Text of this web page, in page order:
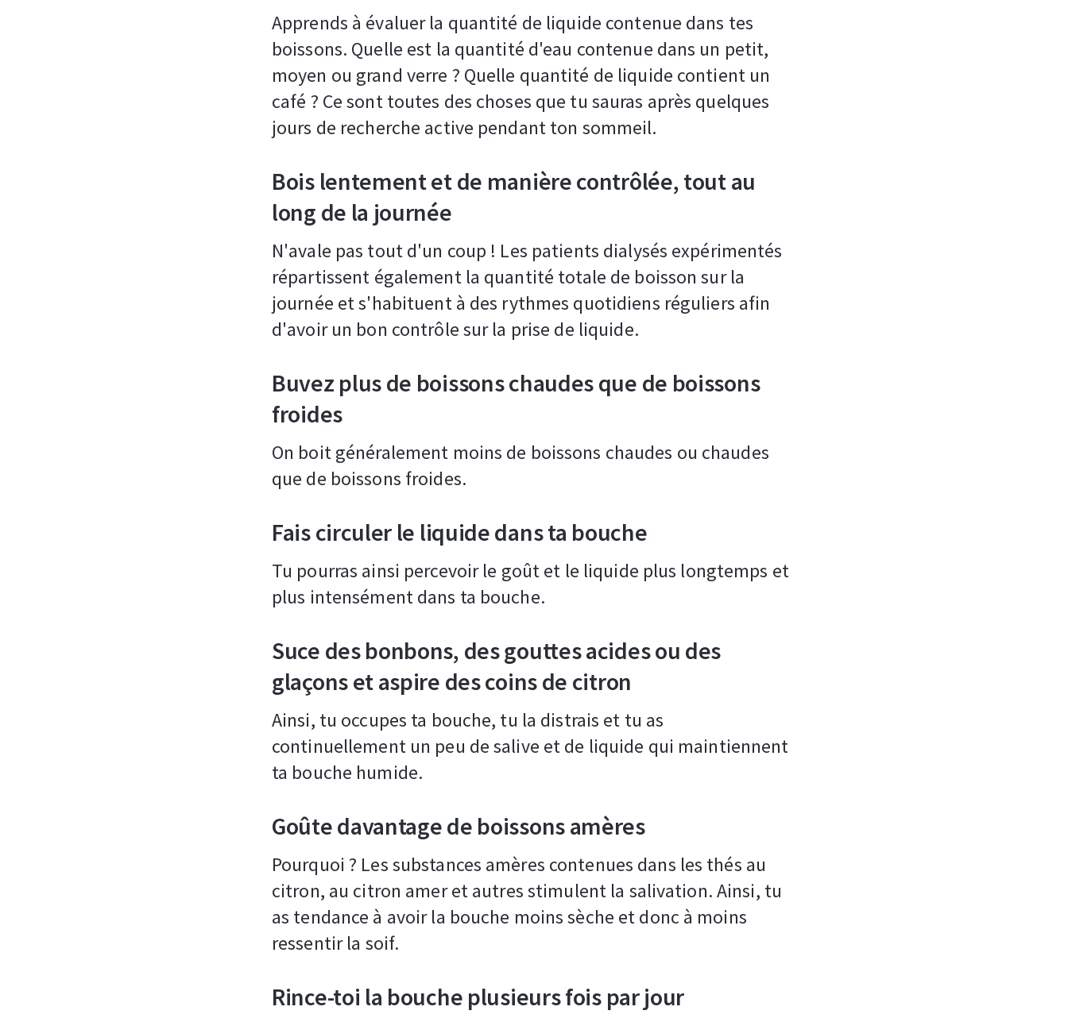
Apprends à évaluer la quantité de liquide contenue dans tes
boissons. Quelle est la quantité d'eau contenue dans un petit,
moyen ou grand verre ? Quelle quantité de liquide contient un
café ? Ce sont toutes des choses que tu sauras après quelques
jours de recherche active pendant ton sommeil.
Bois lentement et de manière contrôlée, tout au
long de la journée
N'avale pas tout d'un coup ! Les patients dialysés expérimentés
répartissent également la quantité totale de boisson sur la
journée et s'habituent à des rythmes quotidiens réguliers afin
d'avoir un bon contrôle sur la prise de liquide.
Buvez plus de boissons chaudes que de boissons
froides
On boit généralement moins de boissons chaudes ou chaudes
que de boissons froides.
Fais circuler le liquide dans ta bouche
Tu pourras ainsi percevoir le goût et le liquide plus longtemps et
plus intensément dans ta bouche.
Suce des bonbons, des gouttes acides ou des
glaçons et aspire des coins de citron
Ainsi, tu occupes ta bouche, tu la distrais et tu as
continuellement un peu de salive et de liquide qui maintiennent
ta bouche humide.
Goûte davantage de boissons amères
Pourquoi ? Les substances amères contenues dans les thés au
citron, au citron amer et autres stimulent la salivation. Ainsi, tu
as tendance à avoir la bouche moins sèche et donc à moins
ressentir la soif.
Rince-toi la bouche plusieurs fois par jour